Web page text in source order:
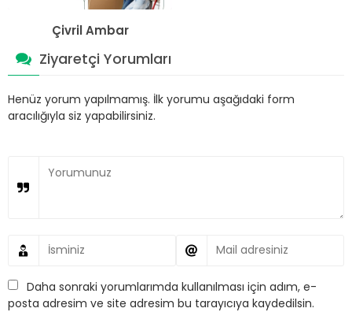
Çivril Ambar
Ziyaretçi Yorumları
Henüz yorum yapılmamış. İlk yorumu aşağıdaki form
aracılığıyla siz yapabilirsiniz.
Daha sonraki yorumlarımda kullanılması için adım, e-
posta adresim ve site adresim bu tarayıcıya kaydedilsin.